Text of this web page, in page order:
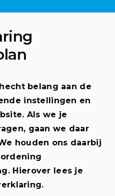
belang aan de
instellingen en
Als we je
gaan we daar
houden ons daarbij
Hierover lees je